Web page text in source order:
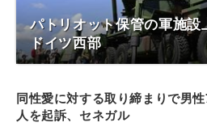
パトリオット保管の軍施
ドイツ西部
同性愛に対する取り締まりで男
人を起訴、セネガル